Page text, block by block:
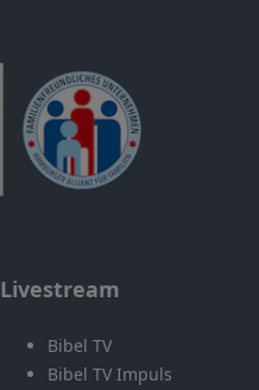
Livestream
Bibel TV
Bibel TV Impuls